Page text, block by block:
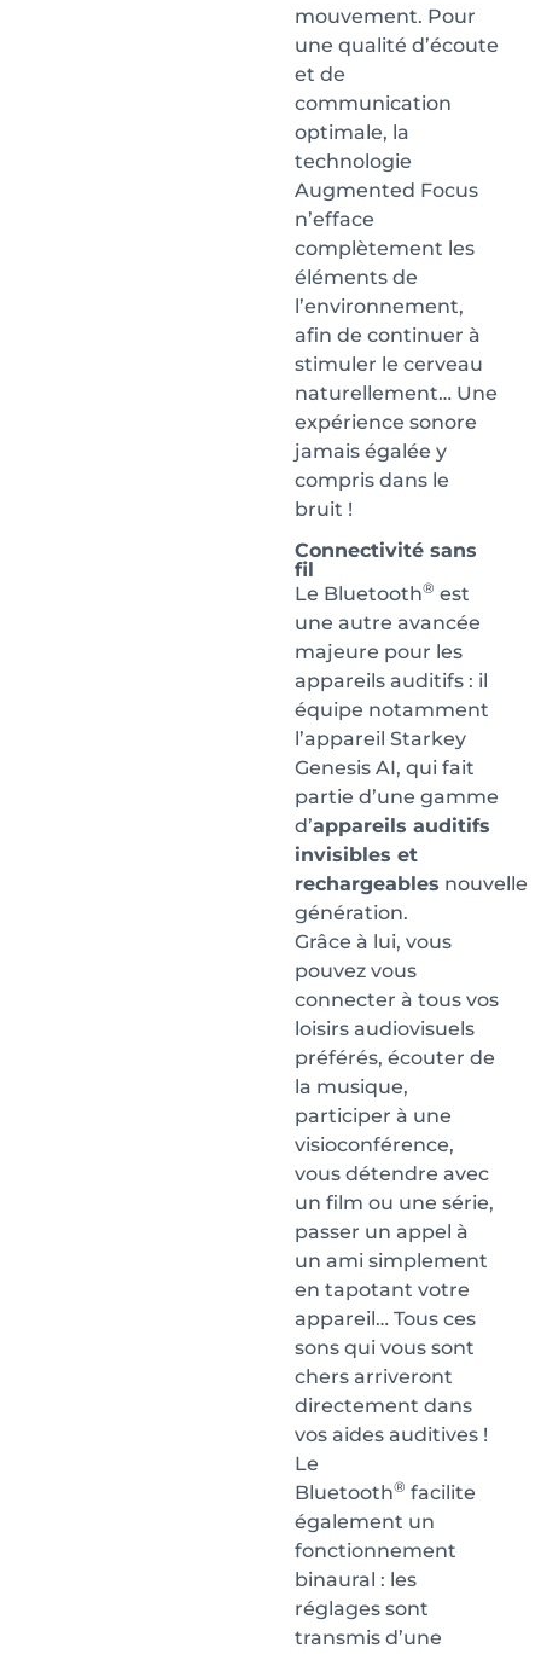
mouvement. Pour
une qualité d’écoute
et de
communication
optimale, la
technologie
Augmented Focus
n’efface
complètement les
éléments de
l’environnement,
afin de continuer à
stimuler le cerveau
naturellement… Une
expérience sonore
jamais égalée y
compris dans le
bruit !
Connectivité sans
fil
Le Bluetooth® est
une autre avancée
majeure pour les
appareils auditifs : il
équipe notamment
l’appareil Starkey
Genesis AI, qui fait
partie d’une gamme
d’appareils auditifs
invisibles et
rechargeables nouvelle
génération.
Grâce à lui, vous
pouvez vous
connecter à tous vos
loisirs audiovisuels
préférés, écouter de
la musique,
participer à une
visioconférence,
vous détendre avec
un film ou une série,
passer un appel à
un ami simplement
en tapotant votre
appareil… Tous ces
sons qui vous sont
chers arriveront
directement dans
vos aides auditives !
Le
Bluetooth® facilite
également un
fonctionnement
binaural : les
réglages sont
transmis d’une